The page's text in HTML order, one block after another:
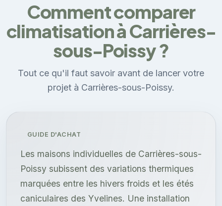
Comment comparer
climatisation à Carrières-
sous-Poissy ?
Tout ce qu'il faut savoir avant de lancer votre
projet à Carrières-sous-Poissy.
GUIDE D'ACHAT
Les maisons individuelles de Carrières-sous-
Poissy subissent des variations thermiques
marquées entre les hivers froids et les étés
caniculaires des Yvelines. Une installation